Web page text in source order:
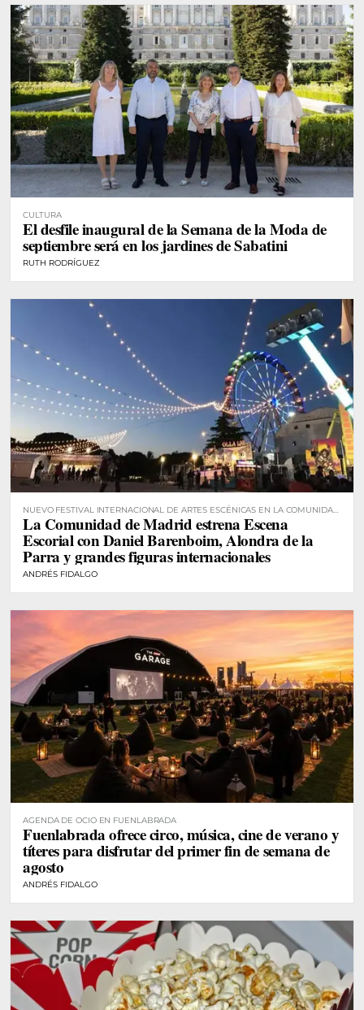
CULTURA
El desfile inaugural de la Semana de la Moda de
septiembre será en los jardines de Sabatini
RUTH RODRÍGUEZ
NUEVO FESTIVAL INTERNACIONAL DE ARTES ESCÉNICAS EN LA COMUNIDAD
DE MADRID
La Comunidad de Madrid estrena Escena
Escorial con Daniel Barenboim, Alondra de la
Parra y grandes figuras internacionales
ANDRÉS FIDALGO
AGENDA DE OCIO EN FUENLABRADA
Fuenlabrada ofrece circo, música, cine de verano y
títeres para disfrutar del primer fin de semana de
agosto
ANDRÉS FIDALGO